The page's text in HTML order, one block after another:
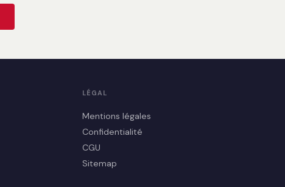
LÉGAL
Mentions légales
Confidentialité
CGU
Sitemap